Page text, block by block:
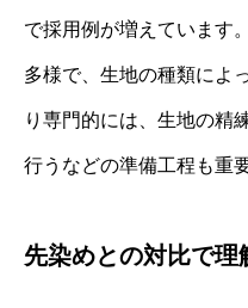
で採用例が増えています
多様で、生地の種類によ
り専門的には、生地の精
行うなどの準備工程も重
先染めとの対比で理